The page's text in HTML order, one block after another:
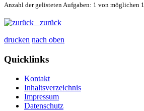
Anzahl der gelisteten Aufgaben: 1 von möglichen
zurück
drucken nach oben
Quicklinks
Kontakt
Inhaltsverzeichnis
Impressum
Datenschutz